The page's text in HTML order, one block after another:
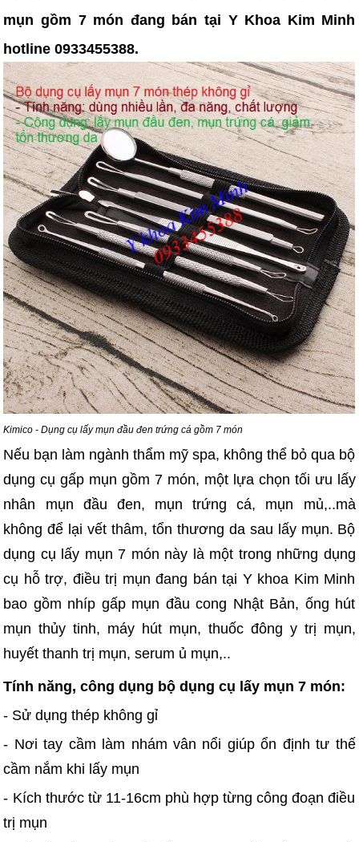
mụn gồm 7 món đang bán tại Y Khoa Kim Minh
hotline 0933455388.
Kimico - Dụng cụ lấy mụn đầu đen trứng cá gồm 7 món
Nếu bạn làm ngành thẩm mỹ spa, không thể bỏ qua bộ
dụng cụ gấp mụn gồm 7 món, một lựa chọn tối ưu lấy
nhân mụn đầu đen, mụn trứng cá, mụn mủ,..mà
không để lại vết thâm, tổn thương da sau lấy mụn. Bộ
dụng cụ lấy mụn 7 món này là một trong những dụng
cụ hỗ trợ, điều trị mụn đang bán tại Y khoa Kim Minh
bao gồm nhíp gấp mụn đầu cong Nhật Bản, ống hút
mụn thủy tinh, máy hút mụn, thuốc đông y trị mụn,
huyết thanh trị mụn, serum ủ mụn,..
Tính năng, công dụng bộ dụng cụ lấy mụn 7 món:
- Sử dụng thép không gỉ
- Nơi tay cầm làm nhám vân nổi giúp ổn định tư thế
cầm nắm khi lấy mụn
- Kích thước từ 11-16cm phù hợp từng công đoạn điều
trị mụn